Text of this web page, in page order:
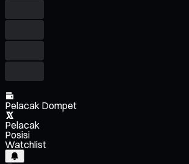
Pelacak Dompet
Pelacak
Posisi
Watchlist